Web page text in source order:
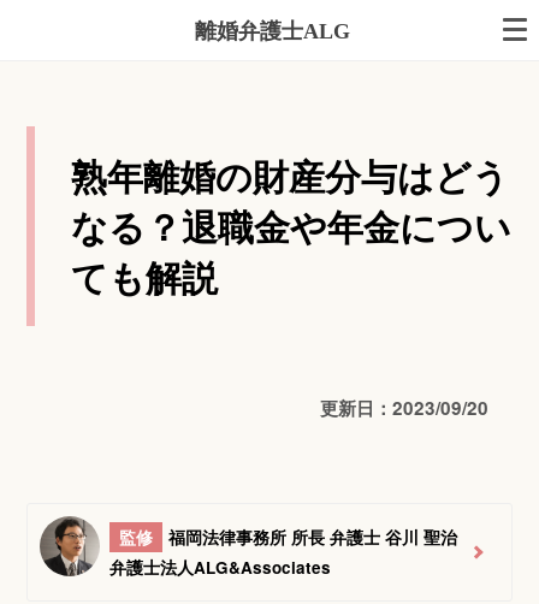
離婚弁護士ALG
熟年離婚の財産分与はどう
なる？退職金や年金につい
ても解説
更新日：2023/09/20
監修
福岡法律事務所 所長 弁護士 谷川 聖治
弁護士法人ALG&Associates